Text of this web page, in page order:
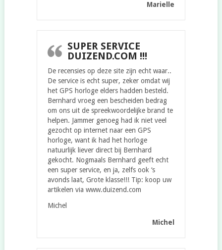
Marielle
SUPER SERVICE
DUIZEND.COM !!!
De recensies op deze site zijn echt waar..
De service is echt super, zeker omdat wij
het GPS horloge elders hadden besteld.
Bernhard vroeg een bescheiden bedrag
om ons uit de spreekwoordelijke brand te
helpen. Jammer genoeg had ik niet veel
gezocht op internet naar een GPS
horloge, want ik had het horloge
natuurlijk liever direct bij Bernhard
gekocht. Nogmaals Bernhard geeft echt
een super service, en ja, zelfs ook ‘s
avonds laat, Grote klasse!!! Tip: koop uw
artikelen via www.duizend.com
Michel
Michel